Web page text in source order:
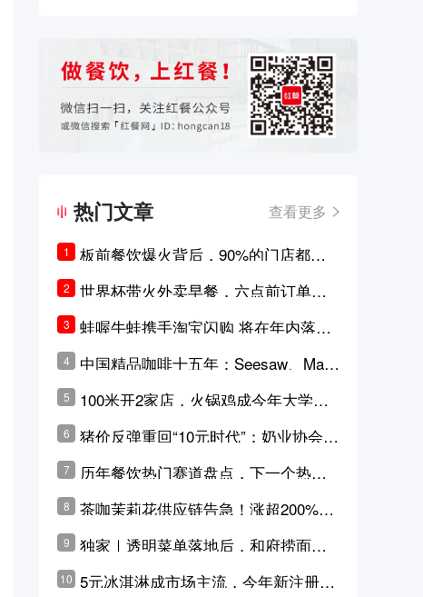
热门文章 查看更多
1
板前餐饮爆火背后，90%的门店都只
是徒有其表的刻意作秀？
2
世界杯带火外卖早餐，六点前订单大
涨超5成，巴西比赛成“早餐带货王”
3
蛙喔牛蛙携手淘宝闪购 将在年内落地3
4
中国精品咖啡十五年：Seesaw、Man
ner、M Stand为何结出了不同的果
实？
5
100米开2家店，火锅鸡成今年大学城
6
猪价反弹重回“10元时代”；奶业协会称
原奶价格现回暖迹象
7
历年餐饮热门赛道盘点，下一个热门
8
茶咖茉莉花供应链告急！涨超200%，
横州花价冲破50元一斤
9
独家｜透明菜单落地后，和府捞面李
学林公布未来10年计划
10 5元冰淇淋成市场主流，今年新注册相